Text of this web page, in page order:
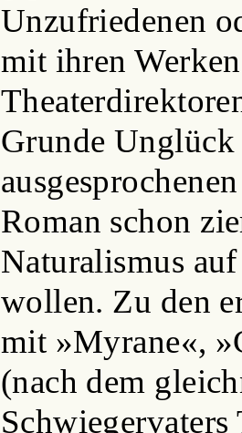
Unzufriedenen
mit ihren
Grunde
Roman schon
Naturalismus
wollen. Zu den
mit »Myrane«,
(nach dem